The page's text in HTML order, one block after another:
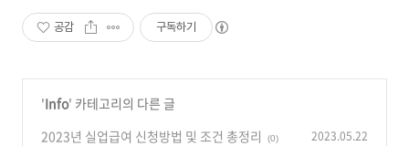
공감 구독하기
'Info' 카테고리의 다른 글
2023년 실업급여 신청방법 및 조건 총정리
(0) 2023.05.22